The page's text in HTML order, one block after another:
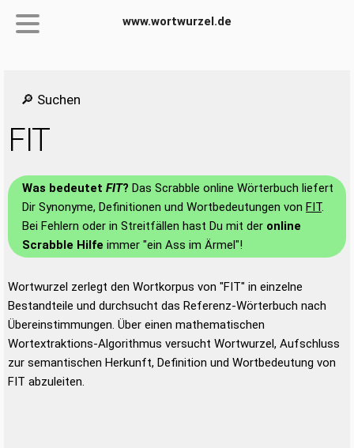
www.wortwurzel.de
🔎 Suchen
FIT
Was bedeutet FIT? Das Scrabble online Wörterbuch liefert
Dir Synonyme, Definitionen und Wortbedeutungen von FIT.
Bei Fehlern oder in Streitfällen hast Du mit der online
Scrabble Hilfe immer "ein Ass im Ärmel"!
Wortwurzel zerlegt den Wortkorpus von "FIT" in einzelne
Bestandteile und durchsucht das Referenz-Wörterbuch nach
Übereinstimmungen. Über einen mathematischen
Wortextraktions-Algorithmus versucht Wortwurzel, Aufschluss
zur semantischen Herkunft, Definition und Wortbedeutung von
FIT abzuleiten.